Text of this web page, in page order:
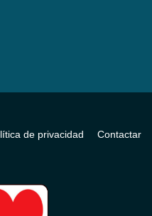
de privacidad Contactar